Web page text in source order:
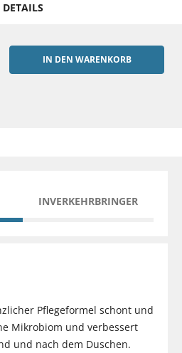
DETAILS
IN DEN WARENKORB
INVERKEHRBRINGER
Pflegeformel schont und
Mikrobiom und verbessert
und nach dem Duschen.